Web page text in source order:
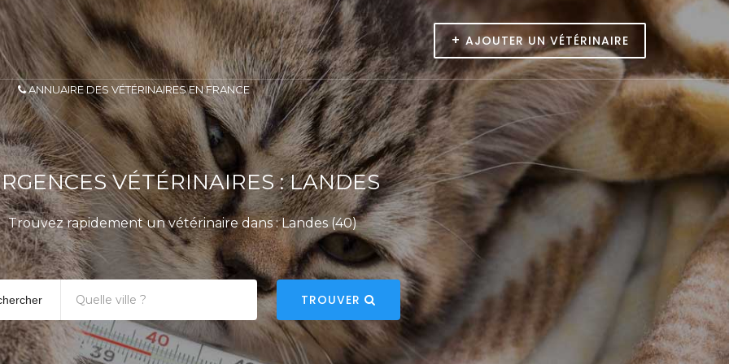
+ AJOUTER UN VÉTÉRINAIRE
ANNUAIRE DES VÉTÉRINAIRES EN FRANCE
VÉTÉRINAIRES : LANDES
Trouvez rapidement un vétérinaire dans : Landes (40)
TROUVER